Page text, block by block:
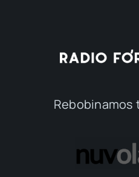
Rebobinamos